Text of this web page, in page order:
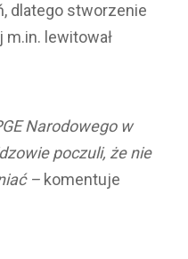
dlatego stworzenie
lewitował
Narodowego w
poczuli, że nie
– komentuje